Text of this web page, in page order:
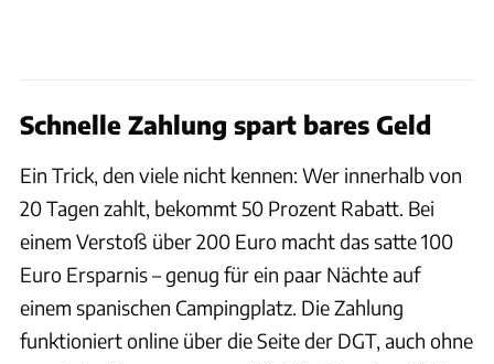
Schnelle Zahlung spart bares Geld
Ein Trick, den viele nicht kennen: Wer innerhalb von
20 Tagen zahlt, bekommt 50 Prozent Rabatt. Bei
einem Verstoß über 200 Euro macht das satte 100
Euro Ersparnis – genug für ein paar Nächte auf
einem spanischen Campingplatz. Die Zahlung
funktioniert online über die Seite der DGT, auch ohne